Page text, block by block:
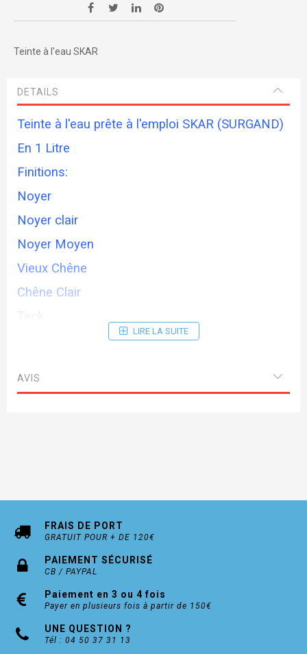
Teinte à l'eau SKAR
DETAILS
Teinte à l'eau prête à l'emploi SKAR (SURGAND)
En 1 Litre
Finitions:
Noyer
Noyer clair
Noyer Moyen
Vieux Chêne
Chêne Clair
Teck
LIRE LA SUITE
AVIS
FRAIS DE PORT
GRATUIT POUR + DE 120€
PAIEMENT SÉCURISÉ
CB / PAYPAL
Paiement en 3 ou 4 fois
Payer en plusieurs fois à partir de 150€
UNE QUESTION ?
Tél : 04 50 37 31 13